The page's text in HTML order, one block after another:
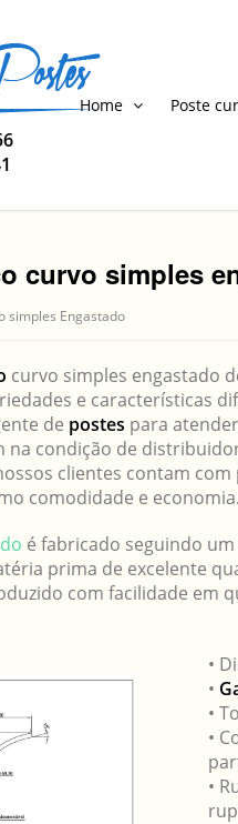
Home Poste
curvo simples
simples Engastado
curvo simples engastado
e características
de postes para
na condição de
clientes contam
comodidade e economia.
é fabricado seguindo
prima de excelente
com facilidade em
•
•
•
•
•